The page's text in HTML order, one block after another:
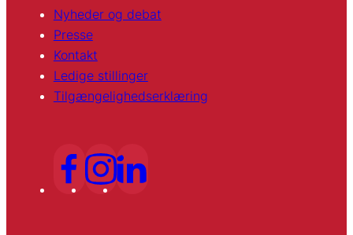
Nyheder og debat
Presse
Kontakt
Ledige stillinger
Tilgængelighedserklæring